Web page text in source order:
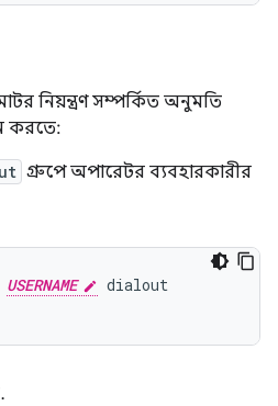
নিয়ন্ত্রণ সম্পর্কিত অনুমতি
করতে:
গ্রুপে অপারেটর ব্যবহারকারীর
USERNAME dialout